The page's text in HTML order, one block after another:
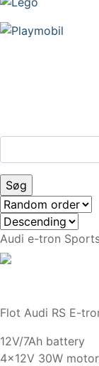
Audi e-tron
Flot Audi RS E-
12V/7Ah battery
4x12V 30W